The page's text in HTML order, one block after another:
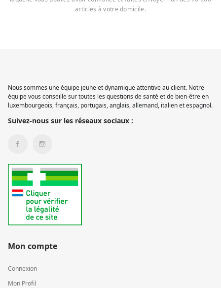
articles à votre domicile.
Nous sommes une équipe jeune et dynamique attentive au client. Notre
équipe vous conseille sur toutes les questions de santé et de bien-être en
luxembourgeois, français, portugais, anglais, allemand, italien et espagnol.
Suivez-nous sur les réseaux sociaux :
Mon compte
Connexion
Mon Profil